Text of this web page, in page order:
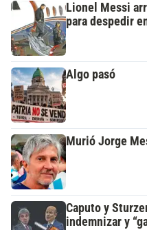
Lionel Messi
para despedir
Algo pasó
Murió Jorge
Caputo y
indemnizar y